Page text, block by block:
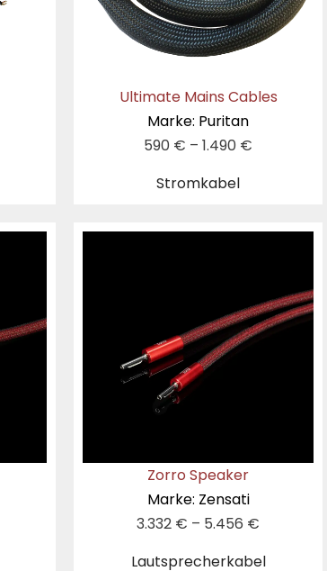
Stromkabel
Ultimate Mains Cables
Marke: Puritan
590 € –1.490 €
Lautsprecherkabel
Zorro Speaker
Marke: Zensati
3.332 € – 5.456 €